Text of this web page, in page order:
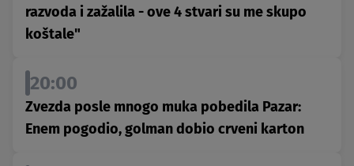
razvoda i zažalila - ove 4 stvari su me skupo
koštale"
20:00
Zvezda posle mnogo muka pobedila Pazar:
Enem pogodio, golman dobio crveni karton